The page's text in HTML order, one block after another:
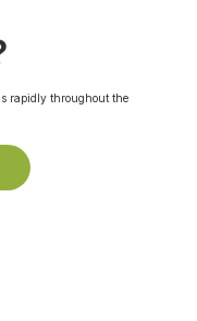
rapidly throughout the